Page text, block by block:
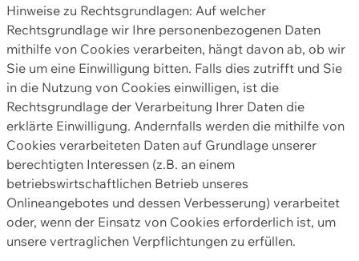
Hinweise zu Rechtsgrundlagen: Auf welcher
Rechtsgrundlage wir Ihre personenbezogenen Daten
mithilfe von Cookies verarbeiten, hängt davon ab, ob wir
Sie um eine Einwilligung bitten. Falls dies zutrifft und Sie
in die Nutzung von Cookies einwilligen, ist die
Rechtsgrundlage der Verarbeitung Ihrer Daten die
erklärte Einwilligung. Andernfalls werden die mithilfe von
Cookies verarbeiteten Daten auf Grundlage unserer
berechtigten Interessen (z.B. an einem
betriebswirtschaftlichen Betrieb unseres
Onlineangebotes und dessen Verbesserung) verarbeitet
oder, wenn der Einsatz von Cookies erforderlich ist, um
unsere vertraglichen Verpflichtungen zu erfüllen.